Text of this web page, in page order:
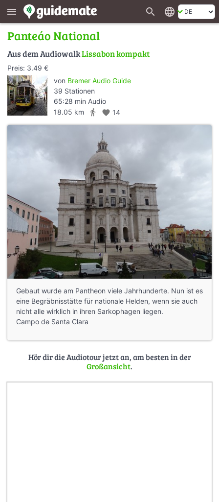
menu search language
Panteáo National
Aus dem AudiowalkLissabon kompakt
Preis: 3.49 €
von Bremer Audio Guide
39 Stationen
65:28 min Audio
18.05 km
directions_walk favorite 14
Gebaut wurde am Pantheon viele Jahrhunderte. Nun ist es
eine Begräbnisstätte für nationale Helden, wenn sie auch
nicht alle wirklich in ihren Sarkophagen liegen.
Campo de Santa Clara
Hör dir die Audiotour jetzt an, am besten in der
Großansicht.